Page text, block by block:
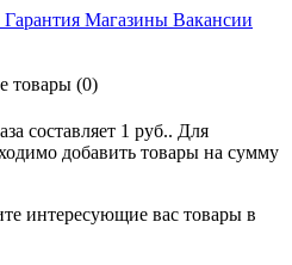
Магазины Вакансии
товары (0)
составляет 1 руб.. Для
добавить товары на сумму
интересующие вас товары в